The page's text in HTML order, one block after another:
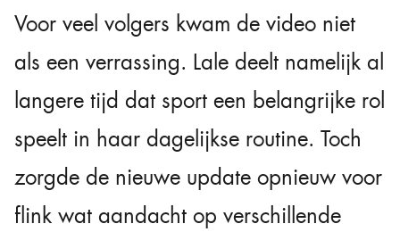
Voor veel volgers kwam de video niet
als een verrassing. Lale deelt namelijk al
langere tijd dat sport een belangrijke rol
speelt in haar dagelijkse routine. Toch
zorgde de nieuwe update opnieuw voor
flink wat aandacht op verschillende